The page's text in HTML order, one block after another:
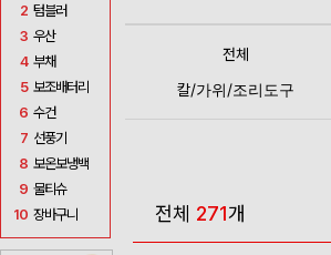
2 텀블러
3 우산
4 부채
5 보조배터리
6 수건
7 선풍기
8 보온보냉백
9 물티슈
10 장바구니
전체
칼/가위/조리도구
전체 271개